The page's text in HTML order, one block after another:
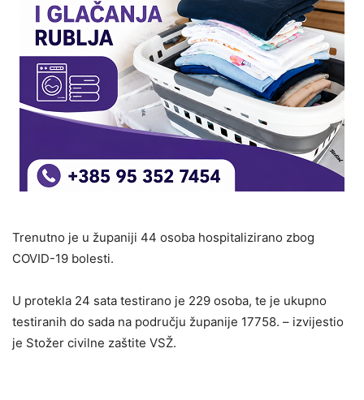
Trenutno je u županiji 44 osoba hospitalizirano zbog
COVID-19 bolesti.
U protekla 24 sata testirano je 229 osoba, te je ukupno
testiranih do sada na području županije 17758. – izvijestio
je Stožer civilne zaštite VSŽ.